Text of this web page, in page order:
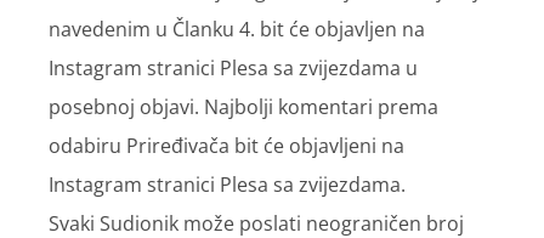
navedenim u Članku 4. bit će objavljen na
Instagram stranici Plesa sa zvijezdama u
posebnoj objavi. Najbolji komentari prema
odabiru Priređivača bit će objavljeni na
Instagram stranici Plesa sa zvijezdama.
Svaki Sudionik može poslati neograničen broj